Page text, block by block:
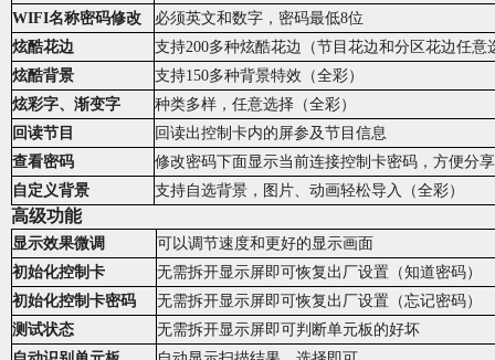
WIFI名称密码修改
必须英文和数字，密码最低8位
炫酷花边
支持200多种炫酷花边 （节目花边和分区花边任意
炫酷背景
支持150多种背景特效（全彩）
炫彩字、渐变字
种类多样，任意选择（全彩）
回读节目
回读出控制卡内的屏参及节目信息
查看密码
修改密码下面显示当前连接控制卡密码，方便分享
自定义背景
支持自选背景，图片、动画轻松导入（全彩）
高级功能
显示效果微调
可以调节速度和更好的显示画面
初始化控制卡
无需拆开显示屏即可恢复出厂设置（知道密码）
初始化控制卡密码
无需拆开显示屏即可恢复出厂设置（忘记密码）
测试状态
无需拆开显示屏即可判断单元板的好坏